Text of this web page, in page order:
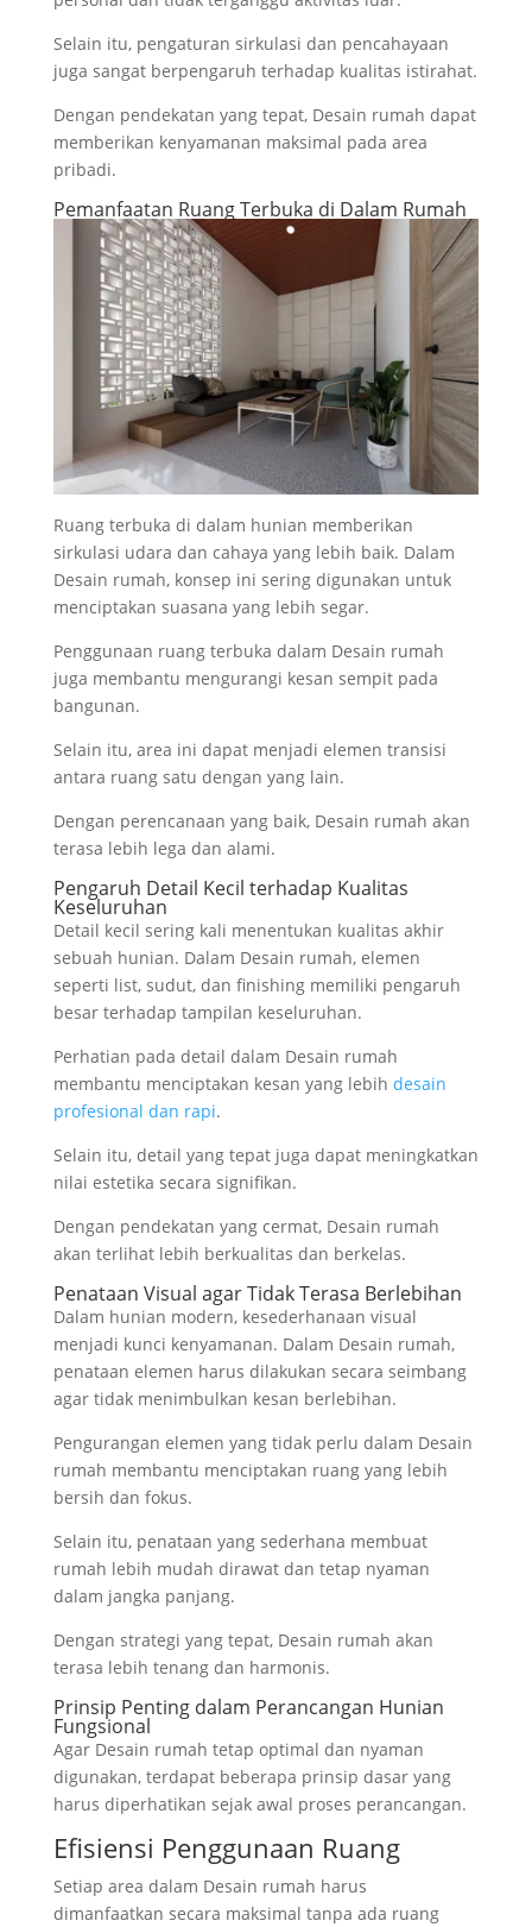
Selain itu, pengaturan sirkulasi dan pencahayaan
juga sangat berpengaruh terhadap kualitas istirahat.
Dengan pendekatan yang tepat, Desain rumah dapat
memberikan kenyamanan maksimal pada area
pribadi.
Pemanfaatan Ruang Terbuka di Dalam Rumah
Ruang terbuka di dalam hunian memberikan
sirkulasi udara dan cahaya yang lebih baik. Dalam
Desain rumah, konsep ini sering digunakan untuk
menciptakan suasana yang lebih segar.
Penggunaan ruang terbuka dalam Desain rumah
juga membantu mengurangi kesan sempit pada
bangunan.
Selain itu, area ini dapat menjadi elemen transisi
antara ruang satu dengan yang lain.
Dengan perencanaan yang baik, Desain rumah akan
terasa lebih lega dan alami.
Pengaruh Detail Kecil terhadap Kualitas
Keseluruhan
Detail kecil sering kali menentukan kualitas akhir
sebuah hunian. Dalam Desain rumah, elemen
seperti list, sudut, dan finishing memiliki pengaruh
besar terhadap tampilan keseluruhan.
Perhatian pada detail dalam Desain rumah
membantu menciptakan kesan yang lebih desain
profesional dan rapi.
Selain itu, detail yang tepat juga dapat meningkatkan
nilai estetika secara signifikan.
Dengan pendekatan yang cermat, Desain rumah
akan terlihat lebih berkualitas dan berkelas.
Penataan Visual agar Tidak Terasa Berlebihan
Dalam hunian modern, kesederhanaan visual
menjadi kunci kenyamanan. Dalam Desain rumah,
penataan elemen harus dilakukan secara seimbang
agar tidak menimbulkan kesan berlebihan.
Pengurangan elemen yang tidak perlu dalam Desain
rumah membantu menciptakan ruang yang lebih
bersih dan fokus.
Selain itu, penataan yang sederhana membuat
rumah lebih mudah dirawat dan tetap nyaman
dalam jangka panjang.
Dengan strategi yang tepat, Desain rumah akan
terasa lebih tenang dan harmonis.
Prinsip Penting dalam Perancangan Hunian
Fungsional
Agar Desain rumah tetap optimal dan nyaman
digunakan, terdapat beberapa prinsip dasar yang
harus diperhatikan sejak awal proses perancangan.
Efisiensi Penggunaan Ruang
Setiap area dalam Desain rumah harus
dimanfaatkan secara maksimal tanpa ada ruang